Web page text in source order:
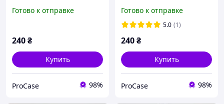
Готово к отправке
240₴
Купить
ProCase 98%
Готово к отправке
5.0 (1)
240₴
Купить
ProCase 98%